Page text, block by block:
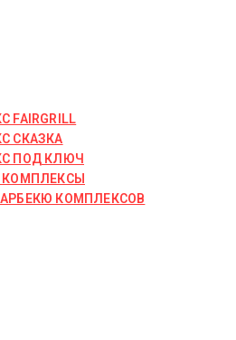
СКАЗКА
ПОД КЛЮЧ
КОМПЛЕКСОВ